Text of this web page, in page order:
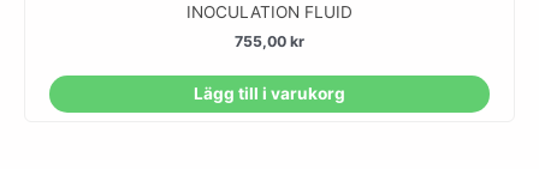
INOCULATION FLUID
755,00 kr
Lägg till i varukorg